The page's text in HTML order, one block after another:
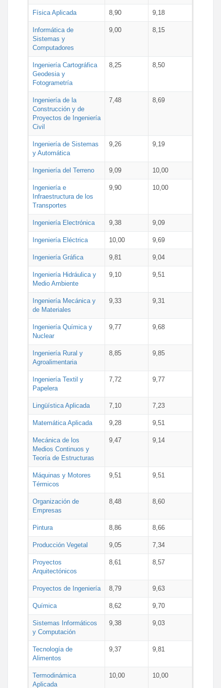
Física Aplicada 8,90 9,18
Informática de
Sistemas y
Computadores
9,00 8,15
Ingeniería Cartográfica
Geodesia y
Fotogrametría
8,25 8,50
Ingeniería de la
Construcción y de
Proyectos de Ingeniería
Civil
7,48 8,69
Ingeniería de Sistemas
y Automática
9,26 9,19
Ingeniería del Terreno 9,09 10,00
Ingeniería e
Infraestructura de los
Transportes
9,90 10,00
Ingeniería Electrónica 9,38 9,09
Ingeniería Eléctrica 10,00 9,69
Ingeniería Gráfica 9,81 9,04
Ingeniería Hidráulica y
Medio Ambiente
9,10 9,51
Ingeniería Mecánica y
de Materiales
9,33 9,31
Ingeniería Química y
Nuclear
9,77 9,68
Ingeniería Rural y
Agroalimentaria
8,85 9,85
Ingeniería Textil y
Papelera
7,72 9,77
Lingüística Aplicada 7,10 7,23
Matemática Aplicada 9,28 9,51
Mecánica de los
Medios Continuos y
Teoría de Estructuras
9,47 9,14
Máquinas y Motores
Térmicos
9,51 9,51
Organización de
Empresas
8,48 8,60
Pintura 8,86 8,66
Producción Vegetal 9,05 7,34
Proyectos
Arquitectónicos
8,61 8,57
Proyectos de Ingeniería 8,79 9,63
Química 8,62 9,70
Sistemas Informáticos
y Computación
9,38 9,03
Tecnología de
Alimentos
9,37 9,81
Termodinámica
Aplicada
10,00 10,00